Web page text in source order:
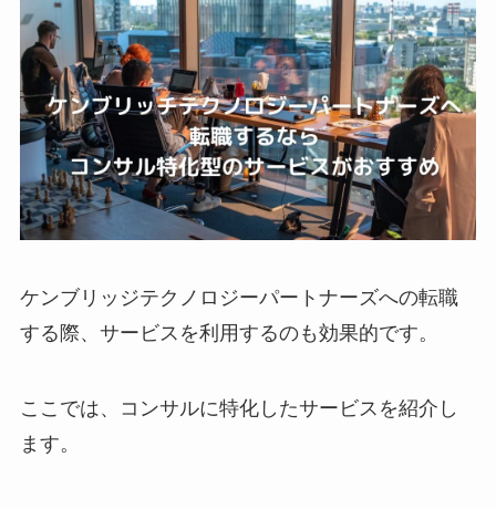
ケンブリッジテクノロジーパートナーズへの転職
する際、サービスを利用するのも効果的です。
ここでは、コンサルに特化したサービスを紹介し
ます。